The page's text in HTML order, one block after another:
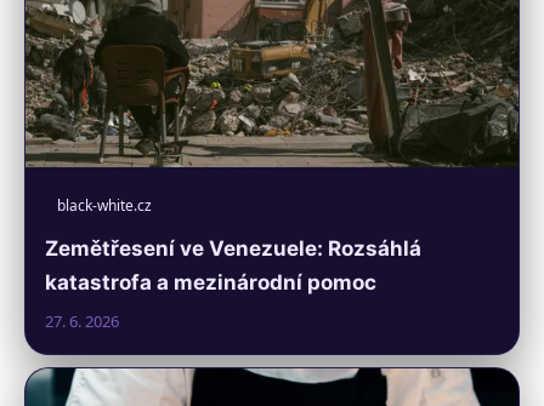
black-white.cz
Zemětřesení ve Venezuele: Rozsáhlá
katastrofa a mezinárodní pomoc
27. 6. 2026